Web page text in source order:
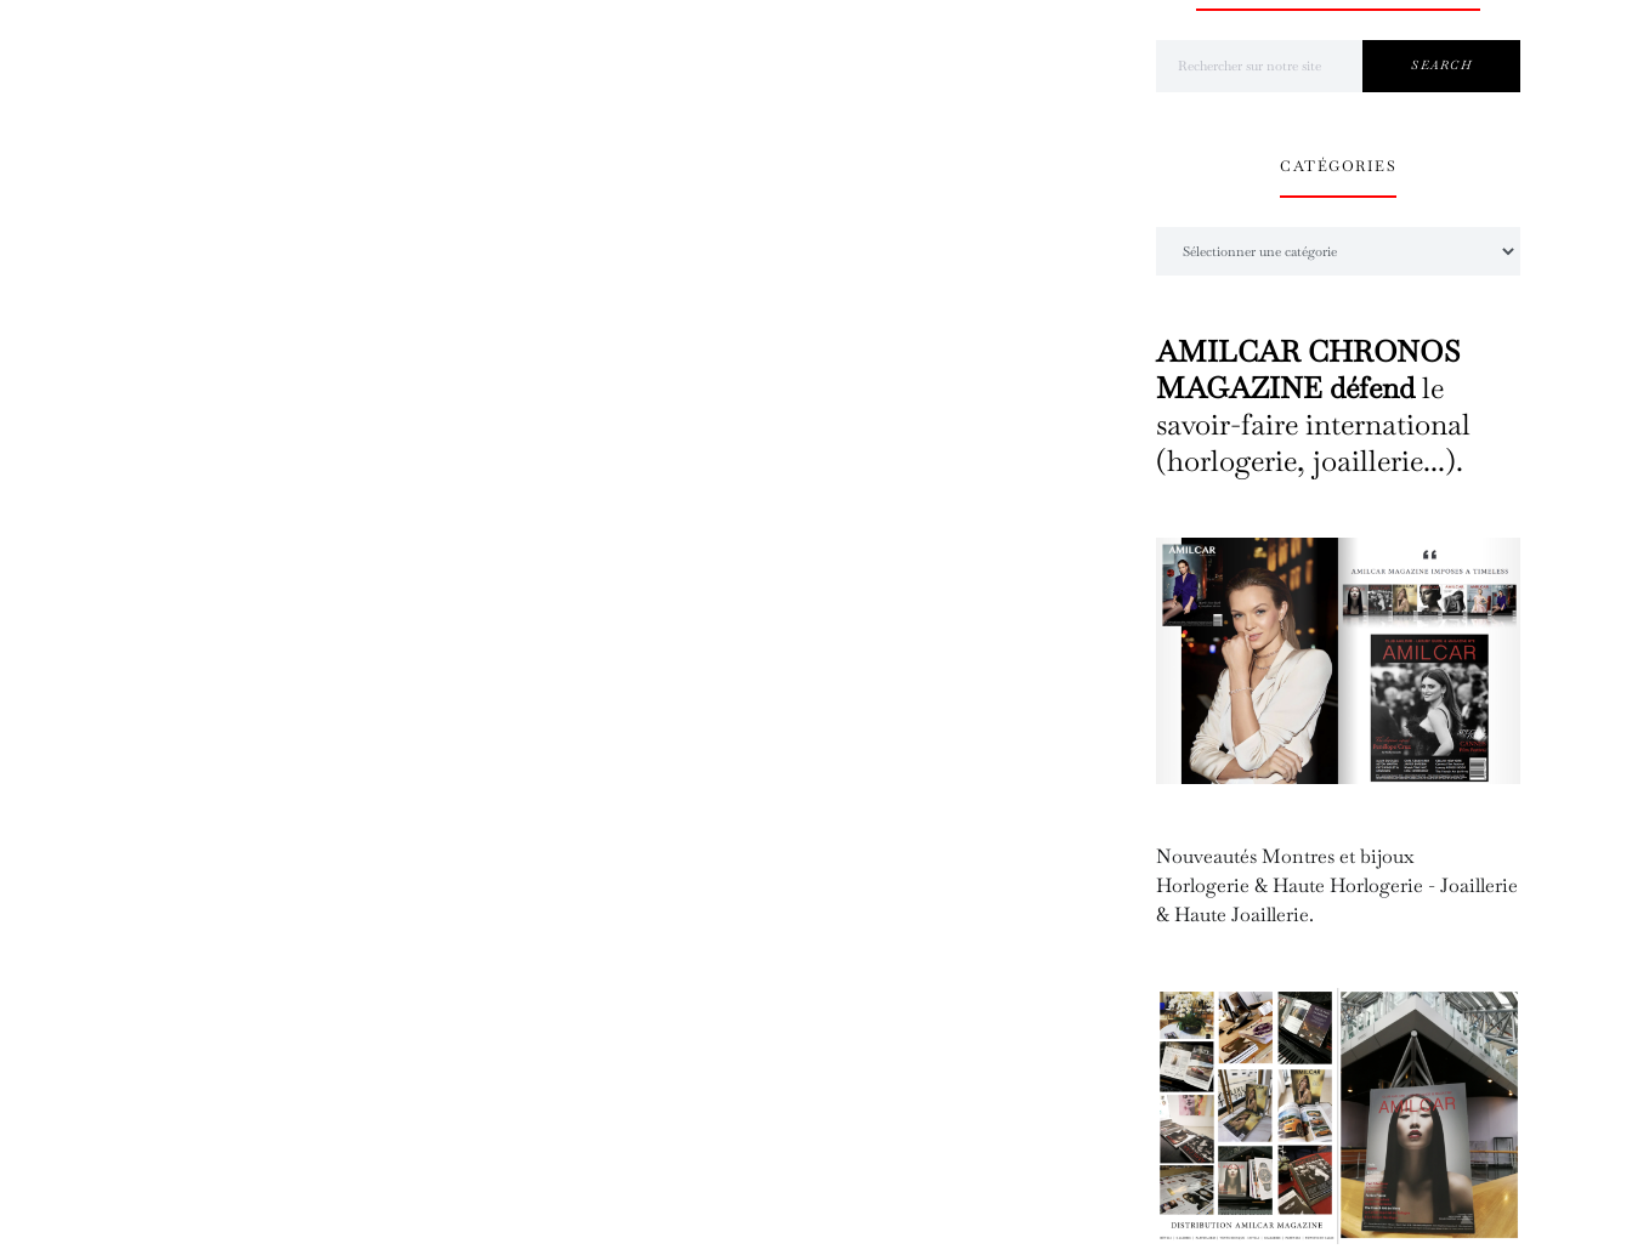
SEARCH
CATÉGORIES
AMILCAR CHRONOS
MAGAZINE défendle
savoir-faire international
(horlogerie, joaillerie...).
Nouveautés Montres et bijoux
Horlogerie & Haute Horlogerie - Joaillerie
& Haute Joaillerie.